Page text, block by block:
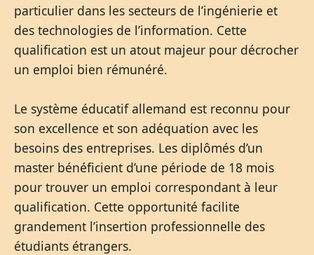
particulier dans les secteurs de l’ingénierie et
des technologies de l’information. Cette
qualification est un atout majeur pour décrocher
un emploi bien rémunéré.
Le système éducatif allemand est reconnu pour
son excellence et son adéquation avec les
besoins des entreprises. Les diplômés d’un
master bénéficient d’une période de 18 mois
pour trouver un emploi correspondant à leur
qualification. Cette opportunité facilite
grandement l’insertion professionnelle des
étudiants étrangers.